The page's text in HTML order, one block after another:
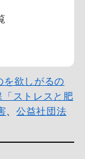
を欲しがるの
「ストレスと肥
、公益社団法